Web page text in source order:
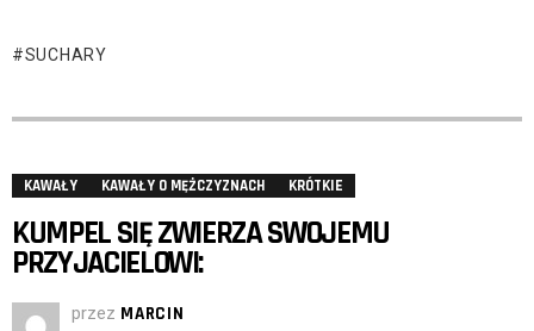
SUCHARY
KAWAŁY KAWAŁY O MĘŻCZYZNACH KRÓTKIE
KUMPEL SIĘ ZWIERZA SWOJEMU
PRZYJACIELOWI:
przez MARCIN